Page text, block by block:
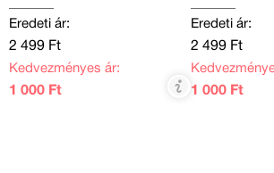
Eredeti ár:
2 499 Ft
Kedvezményes ár:
1 000 Ft
Eredeti ár:
2 499 Ft
1 000 Ft